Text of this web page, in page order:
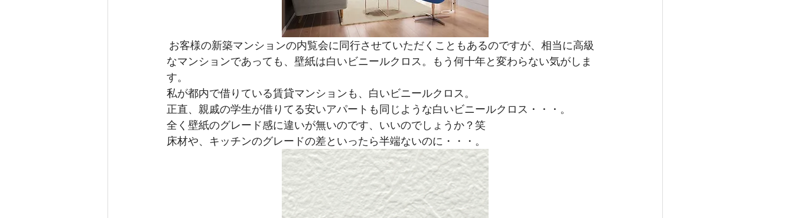
なマンションであっても、壁紙は白いビニールクロス。もう何十年と変わらない気がしま
す。
私が都内で借りている賃貸マンションも、白いビニールクロス。
正直、親戚の学生が借りてる安いアパートも同じような白いビニールクロス・・・。
全く壁紙のグレード感に違いが無いのです、いいのでしょうか？笑
床材や、キッチンのグレードの差といったら半端ないのに・・・。